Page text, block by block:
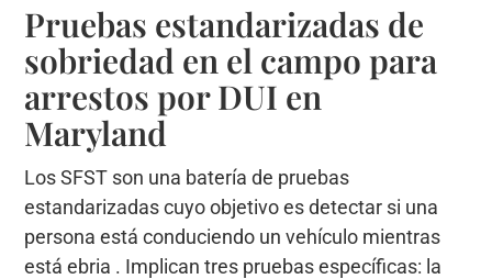
Pruebas estandarizadas de
sobriedad en el campo para
arrestos por DUI en
Maryland
Los SFST son una batería de pruebas
estandarizadas cuyo objetivo es detectar si una
persona está conduciendo un vehículo mientras
está ebria . Implican tres pruebas específicas: la